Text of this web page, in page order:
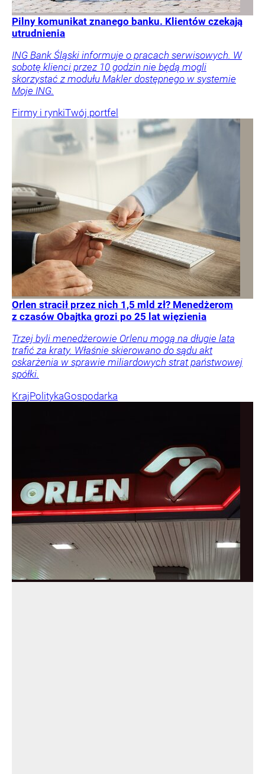
Pilny komunikat znanego banku. Klientów czekają
utrudnienia
ING Bank Śląski informuje o pracach serwisowych. W
sobotę klienci przez 10 godzin nie będą mogli
skorzystać z modułu Makler dostępnego w systemie
Moje ING.
Firmy i rynkiTwój portfel
Orlen stracił przez nich 1,5 mld zł? Menedżerom
z czasów Obajtka grozi po 25 lat więzienia
Trzej byli menedżerowie Orlenu mogą na długie lata
trafić za kraty. Właśnie skierowano do sądu akt
oskarżenia w sprawie miliardowych strat państwowej
spółki.
KrajPolitykaGospodarka